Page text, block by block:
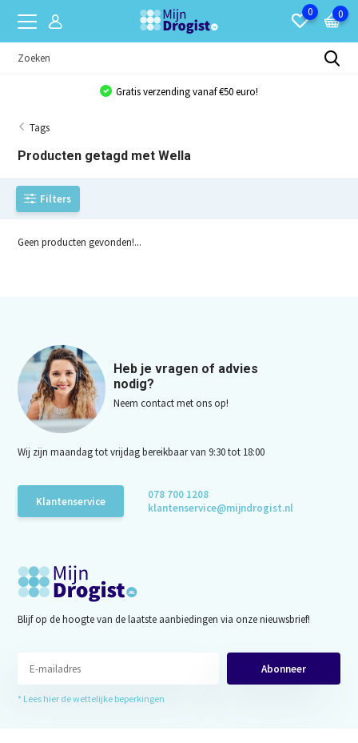
0 0
Gratis verzending vanaf €50 euro!
Tags
Producten getagd met Wella
Filters
Geen producten gevonden!...
Heb je vragen of advies
nodig?
Neem contact met ons op!
Wij zijn maandag tot vrijdag bereikbaar van 9:30 tot 18:00
Klantenservice
078 700 1208
klantenservice@mijndrogist.nl
Blijf op de hoogte van de laatste aanbiedingen via onze nieuwsbrief!
Abonneer
* Lees hier de wettelijke beperkingen